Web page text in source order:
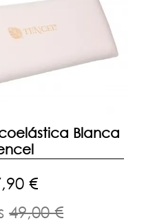
Blanca
€
49,00 €